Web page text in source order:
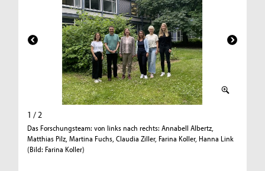
1 / 2
Das Forschungsteam: von links nach rechts: Annabell Albertz,
Matthias Pilz, Martina Fuchs, Claudia Ziller, Farina Koller, Hanna Link
(Bild: Farina Koller)